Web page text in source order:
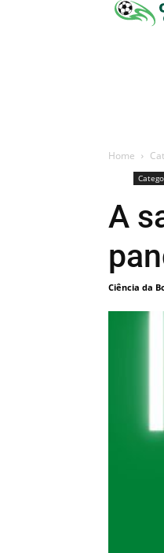
Home
A
Ciência da